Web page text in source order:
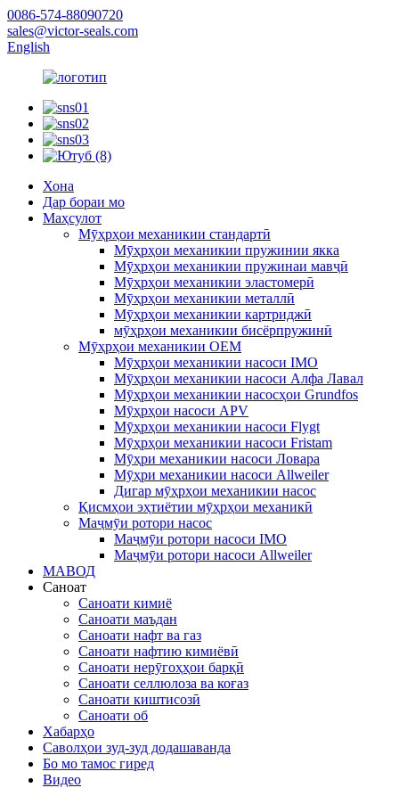
0086-574-88090720
sales@victor-seals.com
English
Хона
Дар бораи мо
Маҳсулот
Мӯҳрҳои механикии стандартӣ
Мӯҳрҳои механикии пружинии якка
Мӯҳрҳои механикии пружинаи мавҷӣ
Мӯҳрҳои механикии эластомерӣ
Мӯҳрҳои механикии металлӣ
Мӯҳрҳои механикии картриджӣ
мӯҳрҳои механикии бисёрпружинӣ
Мӯҳрҳои механикии OEM
Мӯҳрҳои механикии насоси IMO
Мӯҳрҳои механикии насоси Алфа Лавал
Мӯҳрҳои механикии насосҳои Grundfos
Мӯҳрҳои насоси APV
Мӯҳрҳои механикии насоси Flygt
Мӯҳрҳои механикии насоси Fristam
Мӯҳри механикии насоси Ловара
Мӯҳри механикии насоси Allweiler
Дигар мӯҳрҳои механикии насос
Қисмҳои эҳтиётии мӯҳрҳои механикӣ
Маҷмӯи ротори насос
Маҷмӯи ротори насоси IMO
Маҷмӯи ротори насоси Allweiler
МАВОД
Саноат
Саноати кимиё
Саноати маъдан
Саноати нафт ва газ
Саноати нафтию кимиёвӣ
Саноати нерӯгоҳҳои барқӣ
Саноати селлюлоза ва коғаз
Саноати киштисозӣ
Саноати об
Хабарҳо
Саволҳои зуд-зуд додашаванда
Бо мо тамос гиред
Видео